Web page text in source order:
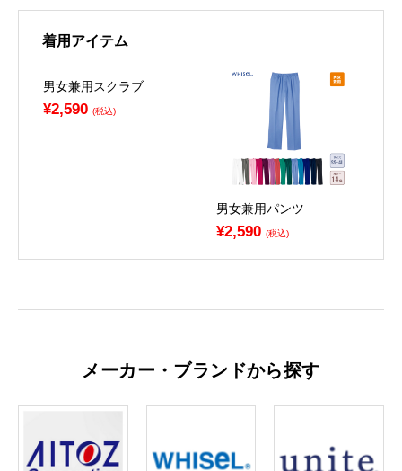
着用アイテム
男女兼用スクラブ
¥2,590 (税込)
男女兼用パンツ
¥2,590 (税込)
メーカー・ブランドから探す